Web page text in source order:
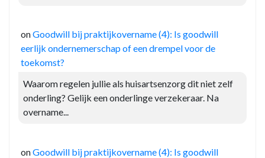
onGoodwill bij praktijkovername (4): Is goodwill
eerlijk ondernemerschap of een drempel voor de
toekomst?
Waarom regelen jullie als huisartsenzorg dit niet zelf
onderling? Gelijk een onderlinge verzekeraar. Na
overname...
onGoodwill bij praktijkovername (4): Is goodwill